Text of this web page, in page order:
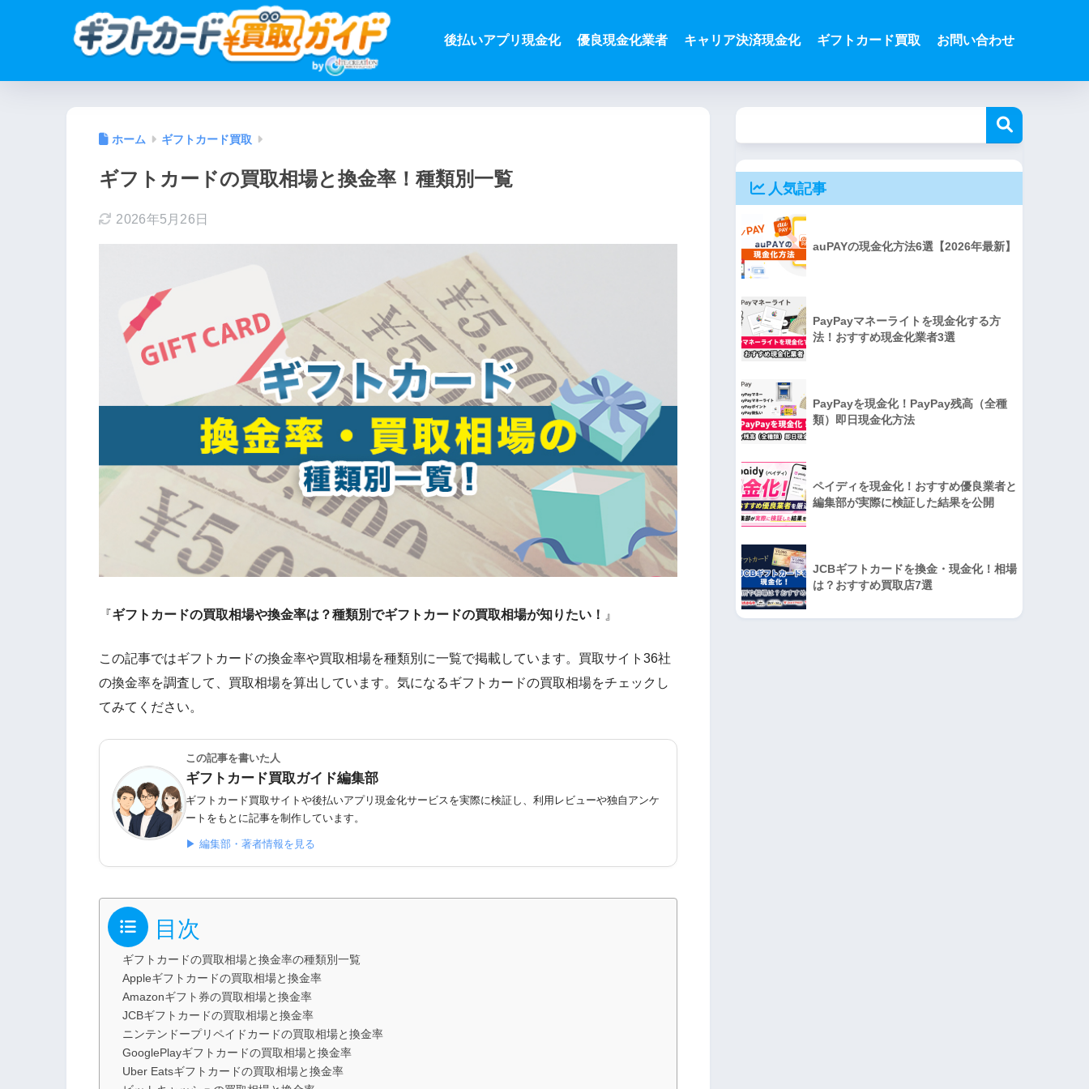
後払いアプリ現金化 優良現金化業者 キャリア決済現金化 ギフトカード買取 お問い合わせ
ホーム ギフトカード買取
ギフトカードの買取相場と換金率！種類別一覧
2026年5月26日
『ギフトカードの買取相場や換金率は？種類別でギフトカードの買取相場が知りたい！ 』
この記事ではギフトカードの換金率や買取相場を種類別に一覧で掲載しています。買取サイト36社
の換金率を調査して、買取相場を算出しています。気になるギフトカードの買取相場をチェックし
てみてください。
この記事を書いた人
ギフトカード買取ガイド編集部
ギフトカード買取サイトや後払いアプリ現金化サービスを実際に検証し、利用レビューや独自アンケ
ートをもとに記事を制作しています。
▶ 編集部・著者情報を見る
目次
ギフトカードの買取相場と換金率の種類別一覧
Appleギフトカードの買取相場と換金率
Amazonギフト券の買取相場と換金率
JCBギフトカードの買取相場と換金率
ニンテンドープリペイドカードの買取相場と換金率
GooglePlayギフトカードの買取相場と換金率
Uber Eatsギフトカードの買取相場と換金率
人気記事
auPAYの現金化方法6選【2026年最新】
PayPayマネーライトを現金化する方
法！おすすめ現金化業者3選
PayPayを現金化！PayPay残高（全種
類）即日現金化方法
ペイディを現金化！おすすめ優良業者と
編集部が実際に検証した結果を公開
JCBギフトカードを換金・現金化！相場
は？おすすめ買取店7選